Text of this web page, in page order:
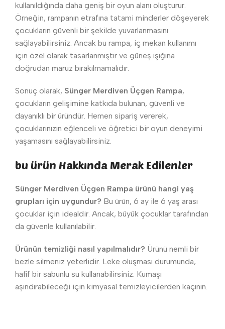
kullanıldığında daha geniş bir oyun alanı oluşturur.
Örneğin, rampanın etrafına tatami minderler döşeyerek
çocukların güvenli bir şekilde yuvarlanmasını
sağlayabilirsiniz. Ancak bu rampa, iç mekan kullanımı
için özel olarak tasarlanmıştır ve güneş ışığına
doğrudan maruz bırakılmamalıdır.
Sonuç olarak, Sünger Merdiven Üçgen Rampa,
çocukların gelişimine katkıda bulunan, güvenli ve
dayanıklı bir üründür. Hemen sipariş vererek,
çocuklarınızın eğlenceli ve öğretici bir oyun deneyimi
yaşamasını sağlayabilirsiniz.
bu ürün Hakkında Merak Edilenler
Sünger Merdiven Üçgen Rampa ürünü hangi yaş
grupları için uygundur? Bu ürün, 6 ay ile 6 yaş arası
çocuklar için idealdir. Ancak, büyük çocuklar tarafından
da güvenle kullanılabilir.
Ürünün temizliği nasıl yapılmalıdır? Ürünü nemli bir
bezle silmeniz yeterlidir. Leke oluşması durumunda,
hafif bir sabunlu su kullanabilirsiniz. Kumaşı
aşındırabileceği için kimyasal temizleyicilerden kaçının.